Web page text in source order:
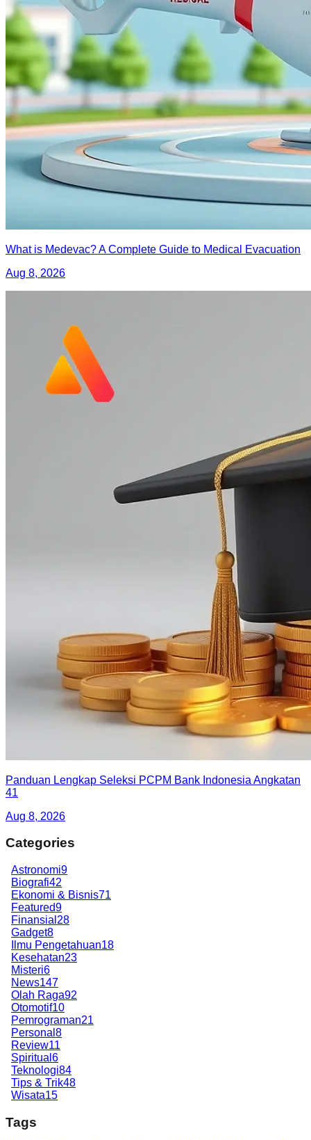
What is Medevac? A Complete Guide to Medical Evacuation
Aug 8, 2026
Panduan Lengkap Seleksi PCPM Bank Indonesia Angkatan
41
Aug 8, 2026
Categories
Astronomi9
Biografi42
Ekonomi & Bisnis71
Featured9
Finansial 28
Gadget8
Ilmu Pengetahuan18
Kesehatan23
Misteri6
News147
Olah Raga92
Otomotif10
Pemrograman21
Personal 8
Review11
Spiritual 6
Teknologi84
Tips & Trik48
Wisata15
Tags